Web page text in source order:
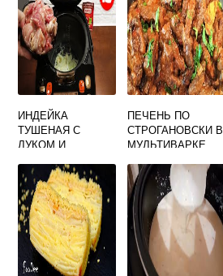
ИНДЕЙКА
ТУШЕНАЯ С
ЛУКОМ И
МУЛЬТИВАРКЕ
ПЕЧЕНЬ ПО
СТРОГАНОВСКИ В
МУЛЬТИВАРКЕ